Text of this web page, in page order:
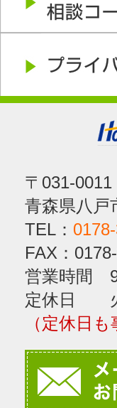
〒031-0011
青森県八戸
TEL：
FAX：
営業時間
定休日
（定休日